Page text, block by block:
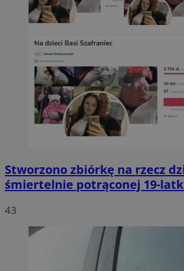
Stworzono zbiórkę na rzecz
śmiertelnie potrąconej 19-
43